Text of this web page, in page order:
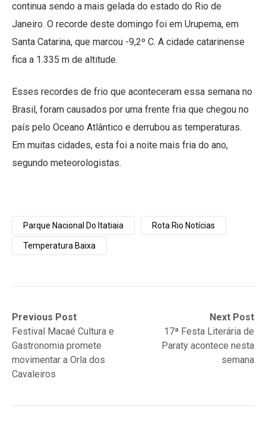
continua sendo a mais gelada do estado do Rio de
Janeiro. O recorde deste domingo foi em Urupema, em
Santa Catarina, que marcou -9,2º C. A cidade catarinense
fica a 1.335 m de altitude.
Esses recordes de frio que aconteceram essa semana no
Brasil, foram causados por uma frente fria que chegou no
país pelo Oceano Atlântico e derrubou as temperaturas.
Em muitas cidades, esta foi a noite mais fria do ano,
segundo meteorologistas.
Parque Nacional Do Itatiaia Rota Rio Notícias
Temperatura Baixa
Navegação
de
Post
Previous Post
Previous
post:Festival Macaé Cultura e
Gastronomia promete
movimentar a Orla dos
Cavaleiros
Next Post
Next
post:
17ª Festa Literária de
Paraty acontece nesta
semana